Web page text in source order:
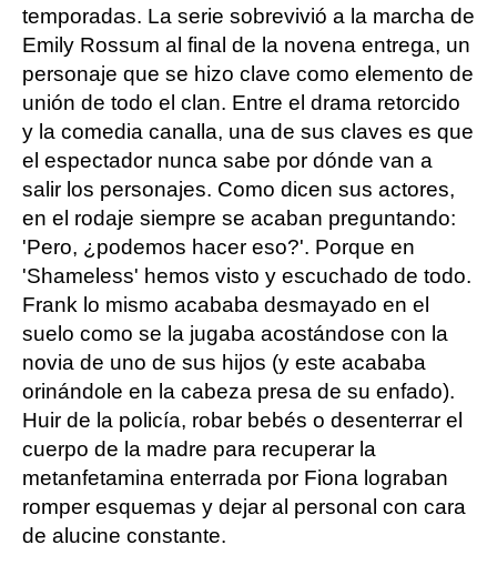
temporadas. La serie sobrevivió a la marcha de
Emily Rossum al final de la novena entrega, un
personaje que se hizo clave como elemento de
unión de todo el clan. Entre el drama retorcido
y la comedia canalla, una de sus claves es que
el espectador nunca sabe por dónde van a
salir los personajes. Como dicen sus actores,
en el rodaje siempre se acaban preguntando:
'Pero, ¿podemos hacer eso?'. Porque en
'Shameless' hemos visto y escuchado de todo.
Frank lo mismo acababa desmayado en el
suelo como se la jugaba acostándose con la
novia de uno de sus hijos (y este acababa
orinándole en la cabeza presa de su enfado).
Huir de la policía, robar bebés o desenterrar el
cuerpo de la madre para recuperar la
metanfetamina enterrada por Fiona lograban
romper esquemas y dejar al personal con cara
de alucine constante.